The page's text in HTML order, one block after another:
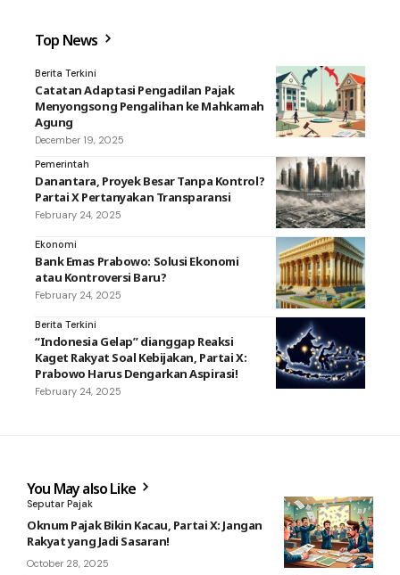
Top News
Berita Terkini
Catatan Adaptasi Pengadilan Pajak
Menyongsong Pengalihan ke Mahkamah
Agung
December 19, 2025
Pemerintah
Danantara, Proyek Besar Tanpa Kontrol?
Partai X Pertanyakan Transparansi
February 24, 2025
Ekonomi
Bank Emas Prabowo: Solusi Ekonomi
atau Kontroversi Baru?
February 24, 2025
Berita Terkini
“Indonesia Gelap” dianggap Reaksi
Kaget Rakyat Soal Kebijakan, Partai X:
Prabowo Harus Dengarkan Aspirasi!
February 24, 2025
You May also Like
Seputar Pajak
Oknum Pajak Bikin Kacau, Partai X: Jangan
Rakyat yang Jadi Sasaran!
October 28, 2025